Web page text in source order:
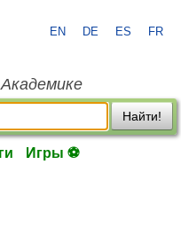
EN DE ES FR
Найти!
Игры ⚽